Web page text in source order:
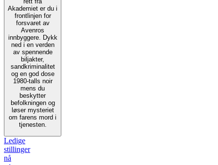
Akademiet er du i
frontlinjen for
forsvaret av
Avenros
innbyggere. Dykk
ned i en verden
av spennende
biljakter,
sandkriminalitet
og en god dose
1980-talls noir
mens du
beskytter
befolkningen og
løser mysteriet
om farens mord i
tjenesten.
Ledige
stillinger
nå